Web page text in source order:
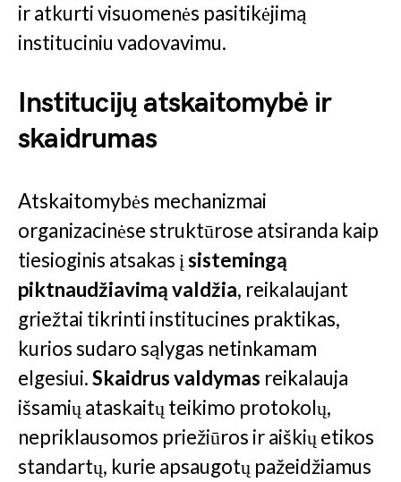
ir atkurti visuomenės pasitikėjimą
instituciniu vadovavimu.
Institucijų atskaitomybė ir
skaidrumas
Atskaitomybės mechanizmai
organizacinėse struktūrose atsiranda kaip
tiesioginis atsakas į sistemingą
piktnaudžiavimą valdžia, reikalaujant
griežtai tikrinti institucines praktikas,
kurios sudaro sąlygas netinkamam
elgesiui.Skaidrus valdymas reikalauja
išsamių ataskaitų teikimo protokolų,
nepriklausomos priežiūros ir aiškių etikos
standartų, kurie apsaugotų pažeidžiamus